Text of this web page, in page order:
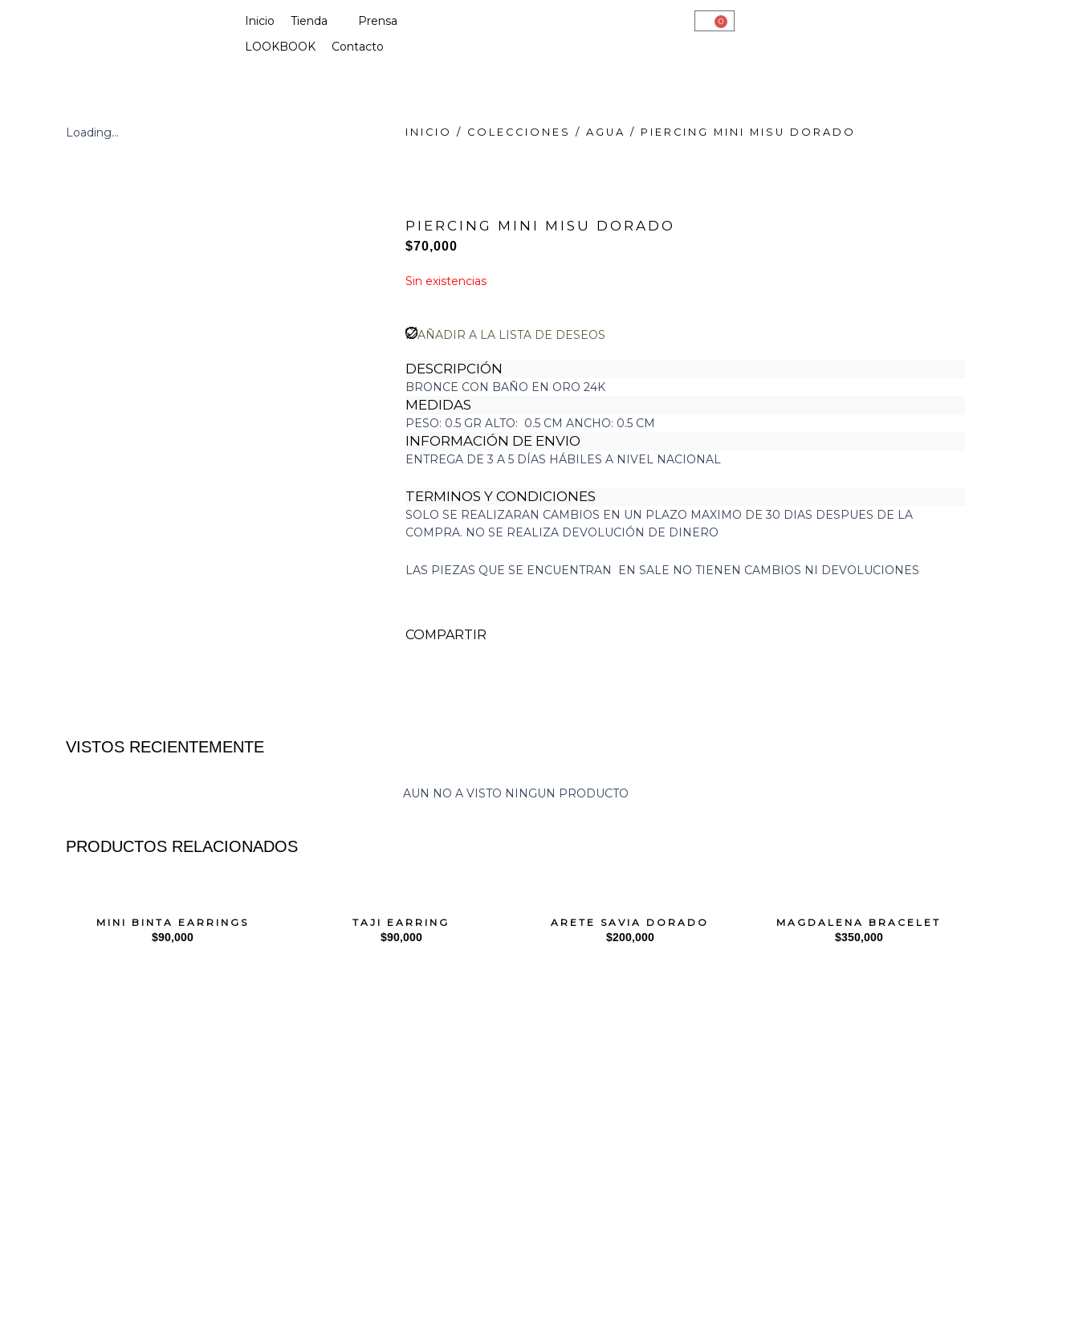
Inicio Tienda
Prensa
LOOKBOOK
Contacto
0
Cart
Loading... INICIO / COLECCIONES /AGUA / PIERCING MINI MISU DORADO
PIERCING MINI MISU DORADO
$70,000
Sin existencias
AÑADIR A LA LISTA DE DESEOS
DESCRIPCIÓN
BRONCE CON BAÑO EN ORO 24K
MEDIDAS
PESO: 0.5 GR ALTO: 0.5 CM ANCHO: 0.5 CM
INFORMACIÓN DE ENVIO
ENTREGA DE 3 A 5 DÍAS HÁBILES A NIVEL NACIONAL
TERMINOS Y CONDICIONES
SOLO SE REALIZARAN CAMBIOS EN UN PLAZO MAXIMO DE 30 DIAS DESPUES DE LA
COMPRA. NO SE REALIZA DEVOLUCIÓN DE DINERO
LAS PIEZAS QUE SE ENCUENTRAN EN SALE NO TIENEN CAMBIOS NI DEVOLUCIONES
COMPARTIR
VISTOS RECIENTEMENTE
AUN NO A VISTO NINGUN PRODUCTO
PRODUCTOS RELACIONADOS
MINI BINTA EARRINGS
$90,000
TAJI EARRING
$90,000
ARETE SAVIA DORADO
$200,000
MAGDALENA BRACELET
$350,000